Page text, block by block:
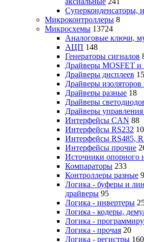
Суперконденсаторы,
Микроконтроллеры 8
Микросхемы 13724
Аналоговые ключи,
АЦП 148
Генераторы сигналов
Драйверы MOSFET и
Драйверы дисплеев 15
Драйверы
Драйверы разные 18
Драйверы
Драйверы управления
Интерфейсы CAN 88
Интерфейсы RS232
Интерфейсы RS485,
Интерфейсы прочие
Источники
Компараторы 233
Контроллеры разные
Логика - буферы и
драйверы 95
Логика - инвертеры
Логика - кодеры,
Логика -
Логика - прочая 20
Логика - регистры 160